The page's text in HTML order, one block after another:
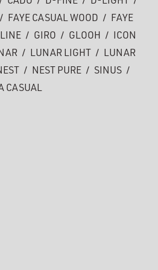
/ FAYE CASUAL WOOD /
FAYE
/ GIRO / GLOOH /
ICON
/ LUNAR LIGHT /
LUNAR
/ NEST PURE / SINUS /
CASUAL